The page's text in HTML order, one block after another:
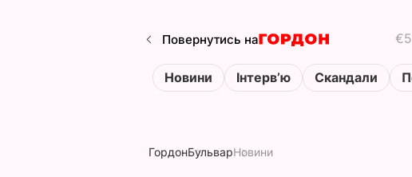
Повернутись на
Новини Інтервʼю Скандали
ГордонБульварНовини